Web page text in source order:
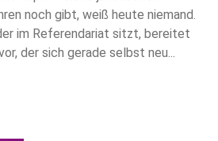
noch gibt, weiß heute niemand.
im Referendariat sitzt, bereitet
der sich gerade selbst neu...